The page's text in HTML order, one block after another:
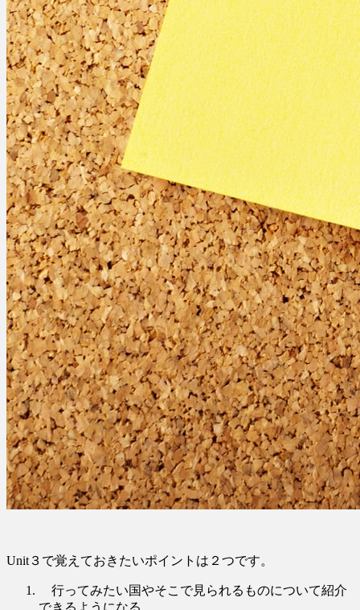
Unit３で覚えておきたいポイントは２つです。
行ってみたい国やそこで見られるものについて紹介